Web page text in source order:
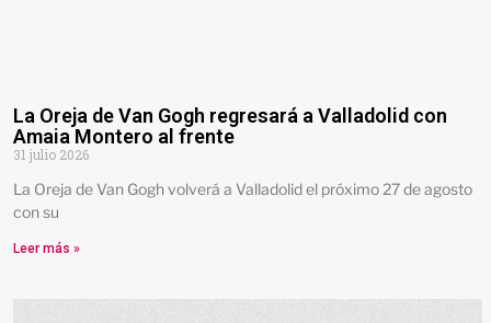
La Oreja de Van Gogh regresará a Valladolid con
Amaia Montero al frente
31 julio 2026
La Oreja de Van Gogh volverá a Valladolid el próximo 27 de agosto
con su
Leer más »